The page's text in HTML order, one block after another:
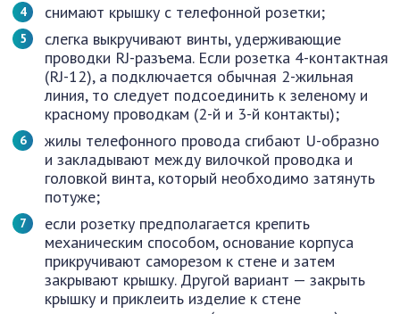
снимают крышку с телефонной розетки;
слегка выкручивают винты, удерживающие
проводки RJ-разъема. Если розетка 4-контактная
(RJ-12), а подключается обычная 2-жильная
линия, то следует подсоединить к зеленому и
красному проводкам (2-й и 3-й контакты);
жилы телефонного провода сгибают U-образно
и закладывают между вилочкой проводка и
головкой винта, который необходимо затянуть
потуже;
если розетку предполагается крепить
механическим способом, основание корпуса
прикручивают саморезом к стене и затем
закрывают крышку. Другой вариант — закрыть
крышку и приклеить изделие к стене